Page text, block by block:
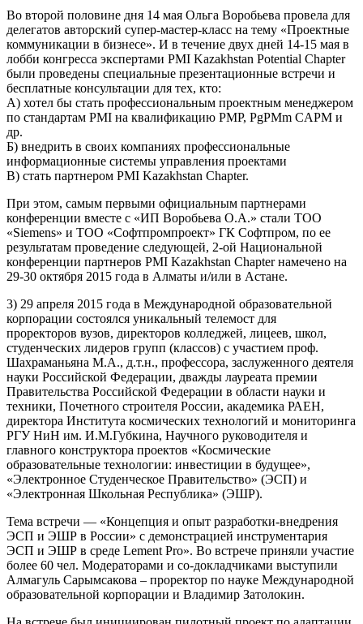
Во второй половине дня 14 мая Ольга Воробьева провела для
делегатов авторский супер-мастер-класс на тему «Проектные
коммуникации в бизнесе». И в течение двух дней 14-15 мая в
лобби конгресса экспертами PMI Kazakhstan Potential Chapter
были проведены специальные презентационные встречи и
бесплатные консультации для тех, кто:
А) хотел бы стать профессиональным проектным менеджером
по стандартам PMI на квалификацию PMP, PgPMm CAPM и
др.
Б) внедрить в своих компаниях профессиональные
информационные системы управления проектами
В) стать партнером PMI Kazakhstan Chapter.
При этом, самым первыми официальным партнерами
конференции вместе с «ИП Воробьева О.А.» стали ТОО
«Siemens» и ТОО «Софтпромпроект» ГК Софтпром, по ее
результатам проведение следующей, 2-ой Национальной
конференции партнеров PMI Kazakhstan Chapter намечено на
29-30 октября 2015 года в Алматы и/или в Астане.
3) 29 апреля 2015 года в Международной образовательной
корпорации состоялся уникальный телемост для
проректоров вузов, директоров колледжей, лицеев, школ,
студенческих лидеров групп (классов) с участием проф.
Шахраманьяна М.А., д.т.н., профессора, заслуженного деятеля
науки Российской Федерации, дважды лауреата премии
Правительства Российской Федерации в области науки и
техники, Почетного строителя России, академика РАЕН,
директора Института космических технологий и мониторинга
РГУ НиН им. И.М.Губкина, Научного руководителя и
главного конструктора проектов «Космические
образовательные технологии: инвестиции в будущее»,
«Электронное Студенческое Правительство» (ЭСП) и
«Электронная Школьная Республика» (ЭШР).
Тема встречи — «Концепция и опыт разработки-внедрения
ЭСП и ЭШР в России» с демонстрацией инструментария
ЭСП и ЭШР в среде Lement Pro». Во встрече приняли участие
более 60 чел. Модераторами и со-докладчиками выступили
Алмагуль Сарымсакова – проректор по науке Международной
образовательной корпорации и Владимир Затолокин.